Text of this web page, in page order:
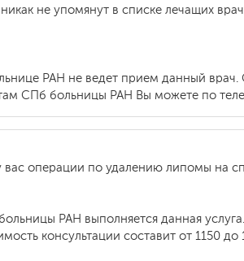
не упомянут в списке лечащих
РАН не ведет прием данный
СПб больницы РАН Вы можете по
вас операции по удалению липомы на
РАН выполняется данная
консультации составит от 1150